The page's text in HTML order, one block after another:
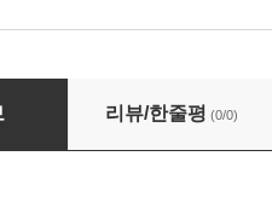
2/e
리뷰/한줄평 (0/0)